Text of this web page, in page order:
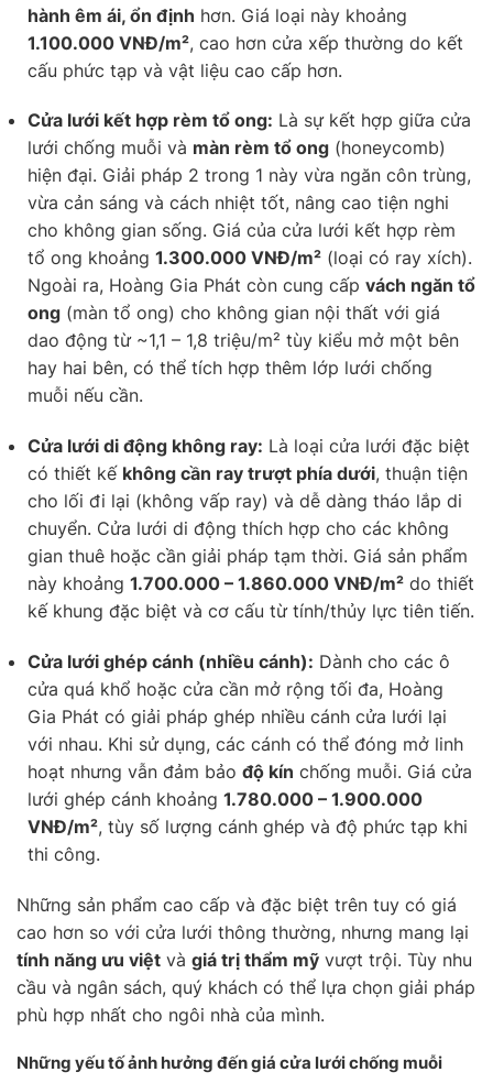
hành êm ái, ổn định hơn. Giá loại này khoảng
1.100.000 VNĐ/m², cao hơn cửa xếp thường do kết
cấu phức tạp và vật liệu cao cấp hơn.
Cửa lưới kết hợp rèm tổ ong: Là sự kết hợp giữa cửa
lưới chống muỗi và màn rèm tổ ong (honeycomb)
hiện đại. Giải pháp 2 trong 1 này vừa ngăn côn trùng,
vừa cản sáng và cách nhiệt tốt, nâng cao tiện nghi
cho không gian sống. Giá của cửa lưới kết hợp rèm
tổ ong khoảng 1.300.000 VNĐ/m² (loại có ray xích).
Ngoài ra, Hoàng Gia Phát còn cung cấp vách ngăn tổ
ong (màn tổ ong) cho không gian nội thất với giá
dao động từ ~1,1 – 1,8 triệu/m² tùy kiểu mở một bên
hay hai bên, có thể tích hợp thêm lớp lưới chống
muỗi nếu cần.
Cửa lưới di động không ray: Là loại cửa lưới đặc biệt
có thiết kế không cần ray trượt phía dưới, thuận tiện
cho lối đi lại (không vấp ray) và dễ dàng tháo lắp di
chuyển. Cửa lưới di động thích hợp cho các không
gian thuê hoặc cần giải pháp tạm thời. Giá sản phẩm
này khoảng 1.700.000 – 1.860.000 VNĐ/m² do thiết
kế khung đặc biệt và cơ cấu từ tính/thủy lực tiên tiến.
Cửa lưới ghép cánh (nhiều cánh): Dành cho các ô
cửa quá khổ hoặc cửa cần mở rộng tối đa, Hoàng
Gia Phát có giải pháp ghép nhiều cánh cửa lưới lại
với nhau. Khi sử dụng, các cánh có thể đóng mở linh
hoạt nhưng vẫn đảm bảo độ kín chống muỗi. Giá cửa
lưới ghép cánh khoảng 1.780.000 – 1.900.000
VNĐ/m², tùy số lượng cánh ghép và độ phức tạp khi
thi công.
Những sản phẩm cao cấp và đặc biệt trên tuy có giá
cao hơn so với cửa lưới thông thường, nhưng mang lại
tính năng ưu việt và giá trị thẩm mỹ vượt trội. Tùy nhu
cầu và ngân sách, quý khách có thể lựa chọn giải pháp
phù hợp nhất cho ngôi nhà của mình.
Những yếu tố ảnh hưởng đến giá cửa lưới chống muỗi